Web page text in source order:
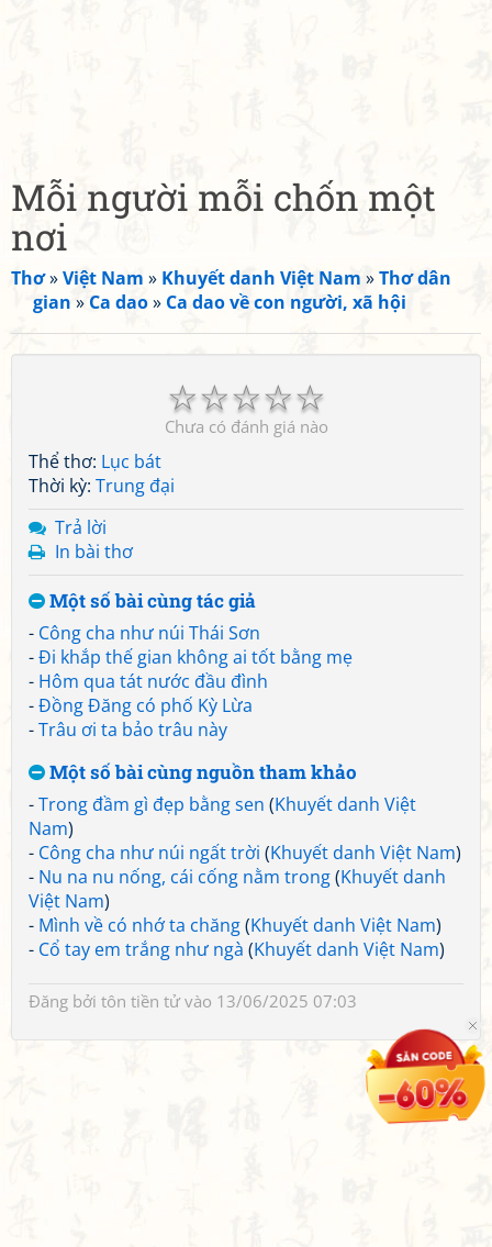
Mỗi người mỗi chốn một
nơi
Thơ»Việt Nam » Khuyết danh Việt Nam »Thơ dân
gian » Ca dao» Ca dao về con người, xã hội
☆
☆
☆
☆
☆
Chưa có đánh giá nào
Thể thơ: Lục bát
Thời kỳ: Trung đại
Trả lời
In bài thơ
Một số bài cùng tác giả
- Công cha như núi Thái Sơn
-Đi khắp thế gian không ai tốt bằng mẹ
- Hôm qua tát nước đầu đình
-Đồng Đăng có phố Kỳ Lừa
-Trâu ơi ta bảo trâu này
Một số bài cùng nguồn tham khảo
-Trong đầm gì đẹp bằng sen (Khuyết danh Việt
Nam)
- Công cha như núi ngất trời (Khuyết danh Việt Nam)
- Nu na nu nống, cái cống nằm trong(Khuyết danh
Việt Nam)
- Mình về có nhớ ta chăng(Khuyết danh Việt Nam)
- Cổ tay em trắng như ngà (Khuyết danh Việt Nam)
Đăng bởi tôn tiền tửvào 13/06/2025 07:03